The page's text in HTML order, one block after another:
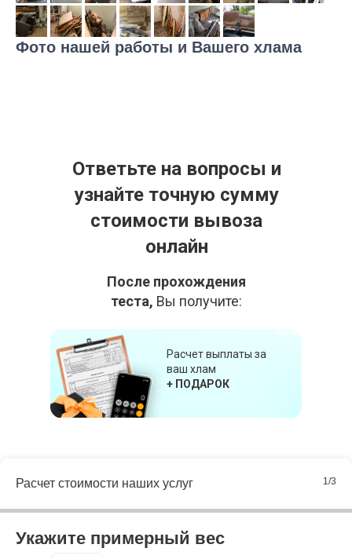
Фото нашей работы и Вашего хлама
После прохождения
теста, Вы получите:
Ответьте на вопросы и
узнайте точную сумму
стоимости вывоза
онлайн
Расчет выплаты за
ваш хлам
+ ПОДАРОК
Расчет стоимости наших услуг 1/3
Укажите примерный вес